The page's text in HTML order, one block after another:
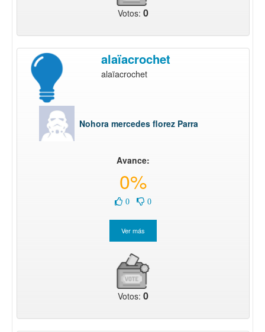
Votos: 0
alaïacrochet
alaïacrochet
Nohora mercedes florez Parra
Avance:
0%
0 0
Votos: 0